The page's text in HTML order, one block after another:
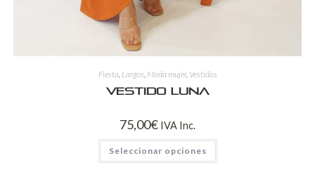
Fiesta, Largos, Moda mujer, Vestidos
Vestido Luna
75,00€ IVA Inc.
Seleccionar opciones